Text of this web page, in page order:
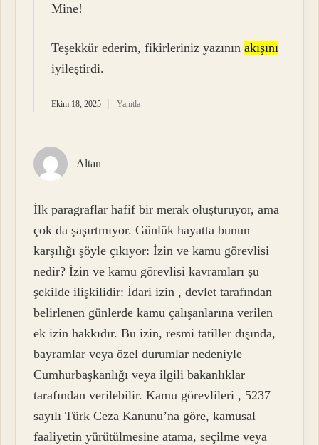
Mine!
Teşekkür ederim, fikirleriniz yazınınakışını
iyileştirdi.
Ekim 18, 2025 Yanıtla
Altan
İlk paragraflar hafif bir merak oluşturuyor, ama
çok da şaşırtmıyor. Günlük hayatta bunun
karşılığı şöyle çıkıyor: İzin ve kamu görevlisi
nedir? İzin ve kamu görevlisi kavramları şu
şekilde ilişkilidir: İdari izin , devlet tarafından
belirlenen günlerde kamu çalışanlarına verilen
ek izin hakkıdır. Bu izin, resmi tatiller dışında,
bayramlar veya özel durumlar nedeniyle
Cumhurbaşkanlığı veya ilgili bakanlıklar
tarafından verilebilir. Kamu görevlileri , 5237
sayılı Türk Ceza Kanunu’na göre, kamusal
faaliyetin yürütülmesine atama, seçilme veya